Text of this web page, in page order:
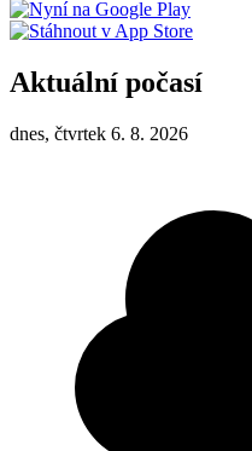
Aktuální počasí
dnes, čtvrtek 6. 8. 2026